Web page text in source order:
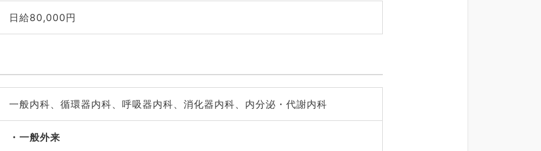
日給80,000円
一般内科、循環器内科、呼吸器内科、消化器内科、内分泌・代謝内科
一般外来